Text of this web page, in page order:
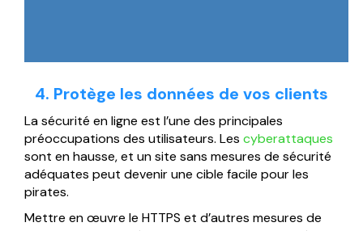
4. Protège les données de vos clients
La sécurité en ligne est l’une des principales
préoccupations des utilisateurs. Les cyberattaques
sont en hausse, et un site sans mesures de sécurité
adéquates peut devenir une cible facile pour les
pirates.
Mettre en œuvre le HTTPS et d’autres mesures de